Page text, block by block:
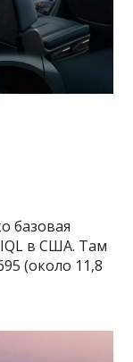
базовая
IQL в США. Там
(около 11,8